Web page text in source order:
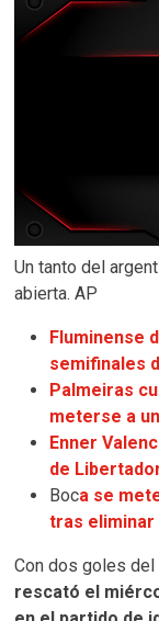
Un tanto del
abierta. AP
Fluminense
semifinales
Palmeiras
meterse a
Enner
de
Boca se
tras eliminar
Con dos goles del
rescató el